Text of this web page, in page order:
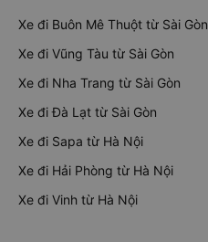
Xe đi Buôn Mê Thuột từ Sài Gòn
Xe đi Vũng Tàu từ Sài Gòn
Xe đi Nha Trang từ Sài Gòn
Xe đi Đà Lạt từ Sài Gòn
Xe đi Sapa từ Hà Nội
Xe đi Hải Phòng từ Hà Nội
Xe đi Vinh từ Hà Nội